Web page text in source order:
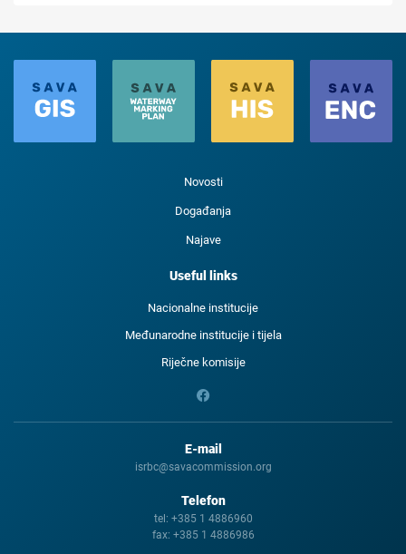
Novosti
Događanja
Najave
Useful links
Nacionalne institucije
Međunarodne institucije i tijela
Riječne komisije
E-mail
isrbc@savacommission.org
Telefon
tel: +385 1 4886960
fax: +385 1 4886986